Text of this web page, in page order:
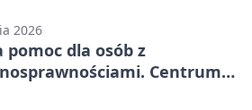
2026
pomoc dla osób z
Centrum